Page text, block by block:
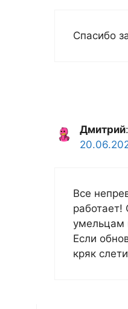
Спасибо
Дмитрий:
Все
работает!
умельцам
Если
кряк